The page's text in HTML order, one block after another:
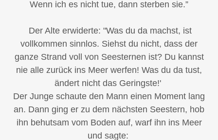
Wenn ich es nicht tue, dann sterben sie.”
Der Alte erwiderte: "Was du da machst, ist
vollkommen sinnlos. Siehst du nicht, dass der
ganze Strand voll von Seesternen ist? Du kannst
nie alle zurück ins Meer werfen! Was du da tust,
ändert nicht das Geringste!'
Der Junge schaute den Mann einen Moment lang
an. Dann ging er zu dem nächsten Seestern, hob
ihn behutsam vom Boden auf, warf ihn ins Meer
und sagte: